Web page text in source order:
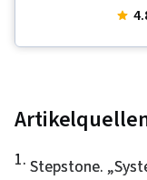
1. Stepstone. „